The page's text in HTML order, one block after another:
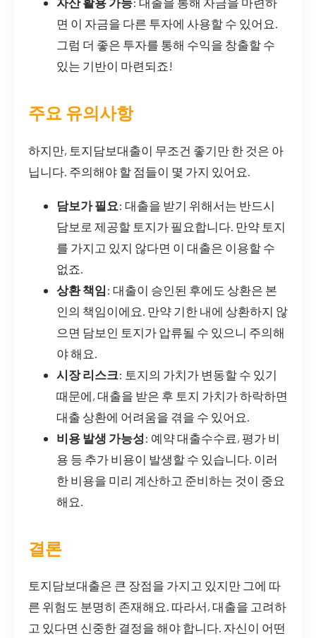
면 이 자금을 다른 투자에 사용할 수 있어요.
그럼 더 좋은 투자를 통해 수익을 창출할 수
있는 기반이 마련되죠!
주요 유의사항
하지만, 토지담보대출이 무조건 좋기만 한 것은 아
닙니다. 주의해야 할 점들이 몇 가지 있어요.
담보가 필요 : 대출을 받기 위해서는 반드시
담보로 제공할 토지가 필요합니다. 만약 토지
를 가지고 있지 않다면 이 대출은 이용할 수
없죠.
상환 책임 : 대출이 승인된 후에도 상환은 본
인의 책임이에요. 만약 기한 내에 상환하지 않
으면 담보인 토지가 압류될 수 있으니 주의해
야 해요.
시장 리스크 : 토지의 가치가 변동할 수 있기
때문에, 대출을 받은 후 토지 가치가 하락하면
대출 상환에 어려움을 겪을 수 있어요.
비용 발생 가능성 : 예약 대출수수료, 평가 비
용 등 추가 비용이 발생할 수 있습니다. 이러
한 비용을 미리 계산하고 준비하는 것이 중요
해요.
결론
토지담보대출은 큰 장점을 가지고 있지만 그에 따
른 위험도 분명히 존재해요. 따라서, 대출을 고려하
고 있다면 신중한 결정을 해야 합니다. 자신이 어떤